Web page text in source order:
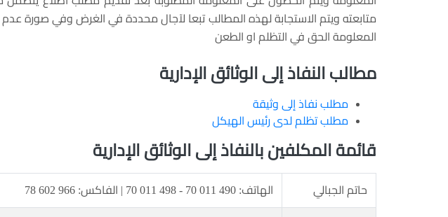
متابعته ويتم الاستجابة لهذه المطالب تبعا لآجال محددة في الغرض وفي صورة عدم
المعلومة الحق في التظلم او الطعن
مطالب النفاذ إلى الوثائق الإدارية
مطلب نفاذ إلى وثيقة
مطلب تظلم لدى رئيس الهيكل
قائمة المكلفين بالنفاذ إلى الوثائق الإدارية
الهاتف: 490 011 70 - 498 011 70 | الفاكس: 966 602 78 حاتم الجبالي